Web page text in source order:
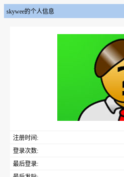
skywee的个人信息
注册时间:
登录次数:
最后登录: